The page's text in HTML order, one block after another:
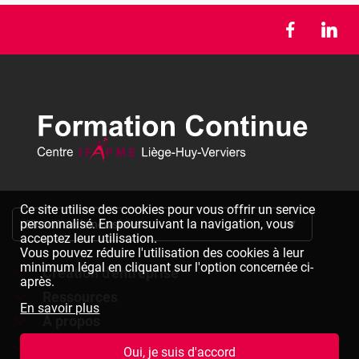
Ce site utilise des cookies pour vous offrir un service
personnalisé. En poursuivant la navigation, vous
acceptez leur utilisation.
Vous pouvez réduire l'utilisation des cookies à leur
minimum légal en cliquant sur l'option concernée ci-
après.
En savoir plus
Oui, je suis d'accord
S'inscrire à la newsletter
Création d'entreprise
Formations à la création d'entreprise
Chèques formation à la création d'entreprise
Bulletin d'inscription à télécharger
À propos